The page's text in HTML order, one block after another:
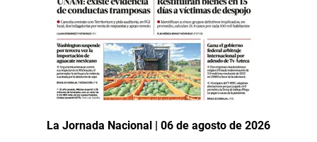
La Jornada Nacional | 06 de agosto de 2026